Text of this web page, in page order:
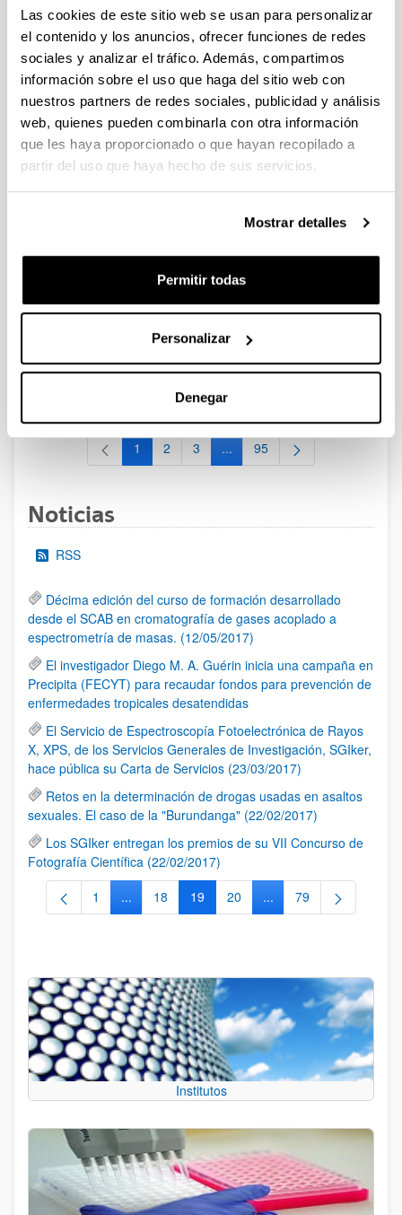
Las cookies de este sitio web se usan para personalizar
el contenido y los anuncios, ofrecer funciones de redes
sociales y analizar el tráfico. Además, compartimos
información sobre el uso que haga del sitio web con
nuestros partners de redes sociales, publicidad y análisis
web, quienes pueden combinarla con otra información
que les haya proporcionado o que hayan recopilado a
partir del uso que haya hecho de sus servicios.
Mostrar detalles
Permitir todas
Personalizar
Denegar
FUNDACION LA CAIXA JUNIOR LEADER RETAINING
PROGRAMME 2027
Trámite abierto
CONVOCATORIA PARA LA CONTRATACIÓN DE
PERSONAL INVESTIGADOR DOCTOR EN LA UPV/EHU
(2026)
Trámite abierto (Plazo de presentación de solicitudes: 03/06/2026 -
16/07/2026: Listado provisional de solicitudes admitidas y
excluidas para evaluación. Plazo alegaciones: del 17/07/2026
CONVOCATORIA 2026-I PARA LA CONTRATACIÓN DE
PERSONAL INVESTIGADOR EN FORMACIÓN EN LA EHU
GRUPO/PROYECTO DE INVESTIGACIÓN
09/07/2026: Fase 2. Resolución Definitiva de concedidos y
Página
1 Página
2 Página
3 ...Páginas intermedias Use TAB
Página
95
Noticias
RSS
Décima edición del curso de formación desarrollado
desde el SCAB en cromatografía de gases acoplado a
espectrometría de masas. (12/05/2017)
El investigador Diego M. A. Guérin inicia una campaña en
Precipita (FECYT) para recaudar fondos para prevención de
enfermedades tropicales desatendidas
El Servicio de Espectroscopía Fotoelectrónica de Rayos
X, XPS, de los Servicios Generales de Investigación, SGIker,
hace pública su Carta de Servicios (23/03/2017)
Retos en la determinación de drogas usadas en asaltos
sexuales. El caso de la "Burundanga" (22/02/2017)
Los SGIker entregan los premios de su VII Concurso de
Fotografía Científica (22/02/2017)
Página
1 ...Páginas intermedias Use TAB para desplazarse.
Página
18 Página
19 Página
20 ...Páginas intermedias
Página
79
Institutos